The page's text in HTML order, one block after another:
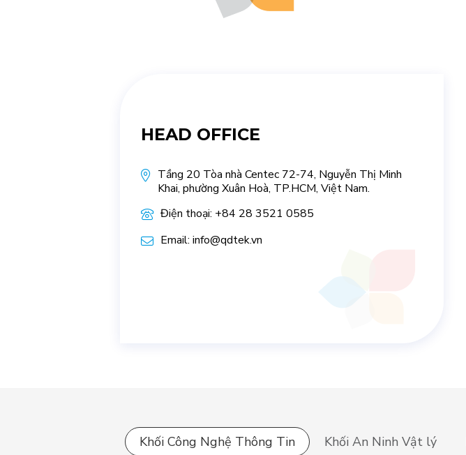
HEAD OFFICE
Tầng 20 Tòa nhà Centec 72-74, Nguyễn Thị Minh
Khai, phường Xuân Hoà, TP.HCM, Việt Nam.
Điện thoại: +84 28 3521 0585
Email: info@qdtek.vn
Khối Công Nghệ Thông Tin Khối An Ninh Vật lý